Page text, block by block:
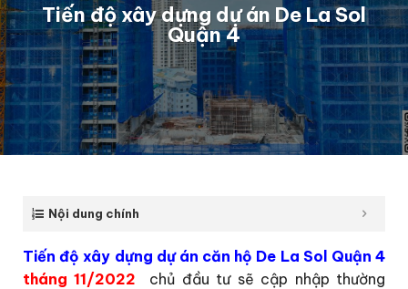
Tiến độ xây dựng dự án De La Sol
Quận 4
Nội dung chính
Tiến độ xây dựng dự án căn hộ De La Sol Quận 4
tháng 11/2022
chủ đầu tư sẽ cập nhập thường